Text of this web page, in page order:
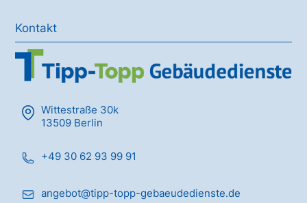
Kontakt
Wittestraße 30k
13509 Berlin
+49 30 62 93 99 91
angebot@tipp-topp-gebaeudedienste.de